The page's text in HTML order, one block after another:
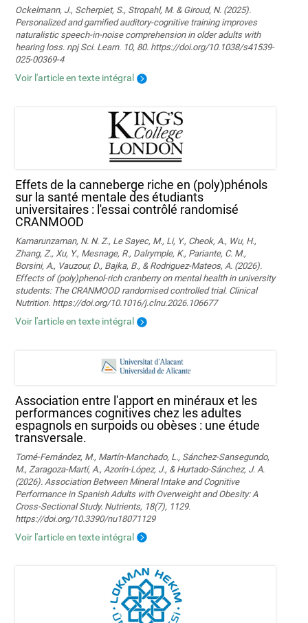
Ockelmann, J., Scherpiet, S., Stropahl, M. & Giroud, N. (2025).
Personalized and gamified auditory-cognitive training improves
naturalistic speech-in-noise comprehension in older adults with
hearing loss. npj Sci. Learn. 10, 80. https://doi.org/10.1038/s41539-
025-00369-4
Voir l'article en texte intégral
Effets de la canneberge riche en (poly)phénols
sur la santé mentale des étudiants
universitaires : l'essai contrôlé randomisé
CRANMOOD
Kamarunzaman, N. N. Z., Le Sayec, M., Li, Y., Cheok, A., Wu, H.,
Zhang, Z., Xu, Y., Mesnage, R., Dalrymple, K., Pariante, C. M.,
Borsini, A., Vauzour, D., Bajka, B., & Rodriguez-Mateos, A. (2026).
Effects of (poly)phenol-rich cranberry on mental health in university
students: The CRANMOOD randomised controlled trial. Clinical
Nutrition. https://doi.org/10.1016/j.clnu.2026.106677
Voir l'article en texte intégral
Association entre l'apport en minéraux et les
performances cognitives chez les adultes
espagnols en surpoids ou obèses : une étude
transversale.
Tomé-Fernández, M., Martín-Manchado, L., Sánchez-Sansegundo,
M., Zaragoza-Martí, A., Azorín-López, J., & Hurtado-Sánchez, J. A.
(2026). Association Between Mineral Intake and Cognitive
Performance in Spanish Adults with Overweight and Obesity: A
Cross-Sectional Study. Nutrients, 18(7), 1129.
https://doi.org/10.3390/nu18071129
Voir l'article en texte intégral